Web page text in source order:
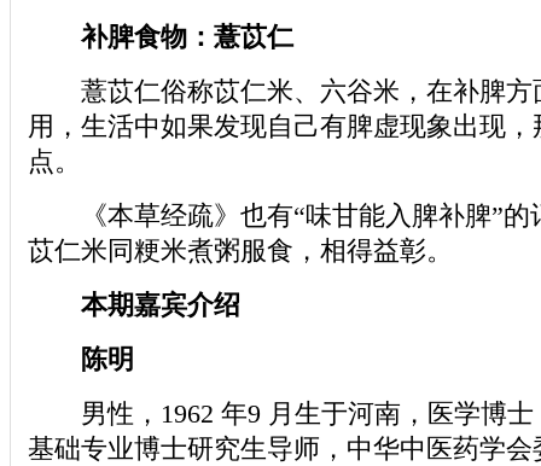
补脾食物：薏苡仁
薏苡仁俗称苡仁米、六谷米，在补脾方
用，生活中如果发现自己有脾虚现象出现
点。
《本草经疏》也有“味甘能入脾补脾”的
苡仁米同粳米煮粥服食，相得益彰。
本期嘉宾介绍
陈明
男性，1962 年9 月生于河南，医学博士
基础专业博士研究生导师，中华中医药学